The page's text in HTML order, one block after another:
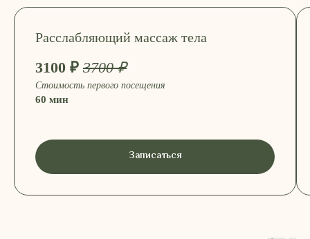
Расслабляющий массаж тела
3100 ₽ 3700 ₽
Стоимость первого посещения
60 мин
Записаться
СПЕЦИАЛЬНОЕ ПРЕДЛОЖЕНИЕ